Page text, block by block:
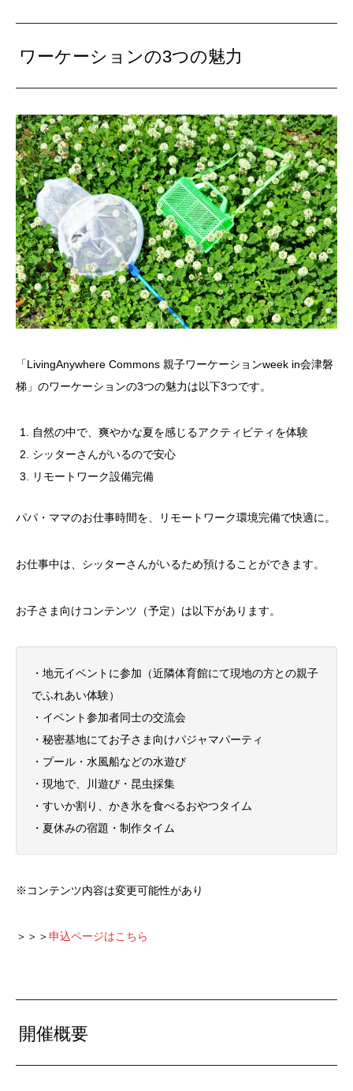
ワーケーションの3つの魅力
「LivingAnywhere Commons 親子ワーケーションweek in会津磐
梯」のワーケーションの3つの魅力は以下3つです。
自然の中で、爽やかな夏を感じるアクティビティを体験
シッターさんがいるので安心
リモートワーク設備完備
パパ・ママのお仕事時間を、リモートワーク環境完備で快適に。
お仕事中は、シッターさんがいるため預けることができます。
お子さま向けコンテンツ（予定）は以下があります。
・地元イベントに参加（近隣体育館にて現地の方との親子
でふれあい体験）
・イベント参加者同士の交流会
・秘密基地にてお子さま向けパジャマパーティ
・プール・水風船などの水遊び
・現地で、川遊び・昆虫採集
・すいか割り、かき氷を食べるおやつタイム
・夏休みの宿題・制作タイム
※コンテンツ内容は変更可能性があり
＞＞＞申込ページはこちら
開催概要